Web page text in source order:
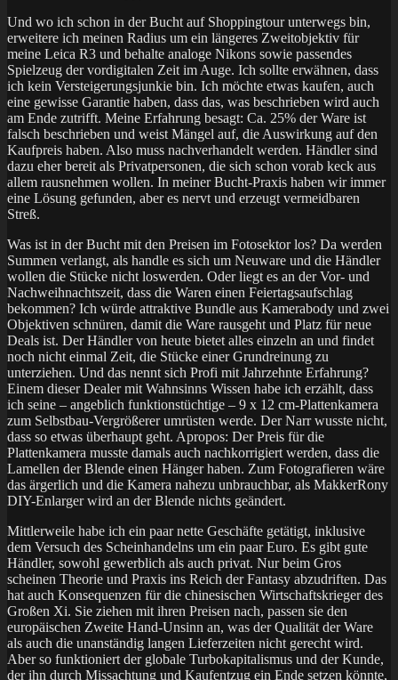
Und wo ich schon in der Bucht auf Shoppingtour unterwegs bin,
erweitere ich meinen Radius um ein längeres Zweitobjektiv für
meine Leica R3 und behalte analoge Nikons sowie passendes
Spielzeug der vordigitalen Zeit im Auge. Ich sollte erwähnen, dass
ich kein Versteigerungsjunkie bin. Ich möchte etwas kaufen, auch
eine gewisse Garantie haben, dass das, was beschrieben wird auch
am Ende zutrifft. Meine Erfahrung besagt: Ca. 25% der Ware ist
falsch beschrieben und weist Mängel auf, die Auswirkung auf den
Kaufpreis haben. Also muss nachverhandelt werden. Händler sind
dazu eher bereit als Privatpersonen, die sich schon vorab keck aus
allem rausnehmen wollen. In meiner Bucht-Praxis haben wir immer
eine Lösung gefunden, aber es nervt und erzeugt vermeidbaren
Streß.
Was ist in der Bucht mit den Preisen im Fotosektor los? Da werden
Summen verlangt, als handle es sich um Neuware und die Händler
wollen die Stücke nicht loswerden. Oder liegt es an der Vor- und
Nachweihnachtszeit, dass die Waren einen Feiertagsaufschlag
bekommen? Ich würde attraktive Bundle aus Kamerabody und zwei
Objektiven schnüren, damit die Ware rausgeht und Platz für neue
Deals ist. Der Händler von heute bietet alles einzeln an und findet
noch nicht einmal Zeit, die Stücke einer Grundreinung zu
unterziehen. Und das nennt sich Profi mit Jahrzehnte Erfahrung?
Einem dieser Dealer mit Wahnsinns Wissen habe ich erzählt, dass
ich seine – angeblich funktionstüchtige – 9 x 12 cm-Plattenkamera
zum Selbstbau-Vergrößerer umrüsten werde. Der Narr wusste nicht,
dass so etwas überhaupt geht. Apropos: Der Preis für die
Plattenkamera musste damals auch nachkorrigiert werden, dass die
Lamellen der Blende einen Hänger haben. Zum Fotografieren wäre
das ärgerlich und die Kamera nahezu unbrauchbar, als MakkerRony
DIY-Enlarger wird an der Blende nichts geändert.
Mittlerweile habe ich ein paar nette Geschäfte getätigt, inklusive
dem Versuch des Scheinhandelns um ein paar Euro. Es gibt gute
Händler, sowohl gewerblich als auch privat. Nur beim Gros
scheinen Theorie und Praxis ins Reich der Fantasy abzudriften. Das
hat auch Konsequenzen für die chinesischen Wirtschaftskrieger des
Großen Xi. Sie ziehen mit ihren Preisen nach, passen sie den
europäischen Zweite Hand-Unsinn an, was der Qualität der Ware
als auch die unanständig langen Lieferzeiten nicht gerecht wird.
Aber so funktioniert der globale Turbokapitalismus und der Kunde,
der ihn durch Missachtung und Kaufentzug ein Ende setzen könnte,